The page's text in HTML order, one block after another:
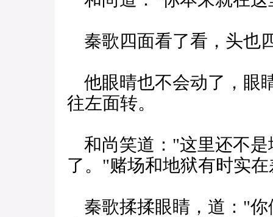
秦歌四面看了看，头也
他眼晴也不会动了，眼
往左面转。
和尚笑道："这里还不是
了。"赌场和地狱有时实
秦歌揉揉眼睛，道："你